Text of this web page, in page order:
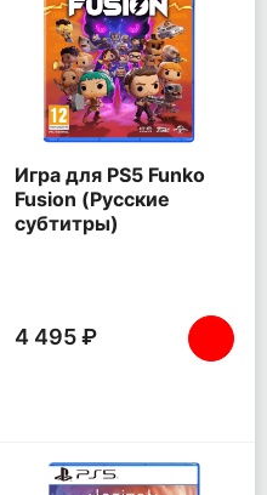
Игра для PS5 Funko
Fusion (Русские
субтитры)
4 495 ₽